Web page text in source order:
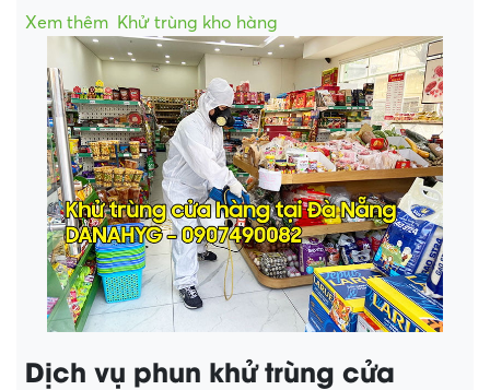
Xem thêm Khử trùng kho hàng
Dịch vụ phun khử trùng cửa